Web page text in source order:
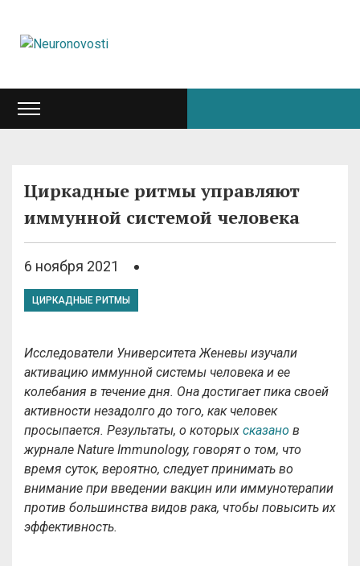
Циркадные ритмы управляют
иммунной системой человека
6 ноября 2021
ЦИРКАДНЫЕ РИТМЫ
Исследователи Университета Женевы изучали
активацию иммунной системы человека и ее
колебания в течение дня. Она достигает пика своей
активности незадолго до того, как человек
просыпается. Результаты, о которых сказано в
журнале Nature Immunology, говорят о том, что
время суток, вероятно, следует принимать во
внимание при введении вакцин или иммунотерапии
против большинства видов рака, чтобы повысить их
эффективность.